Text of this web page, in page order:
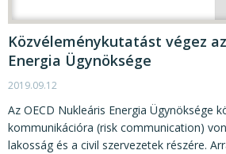
Közvéleménykutatást végez
Energia Ügynöksége
2019.09.12
Az OECD Nukleáris Energia Ügynöksége
kommunikációra (risk communication)
lakosság és a civil szervezetek részére.